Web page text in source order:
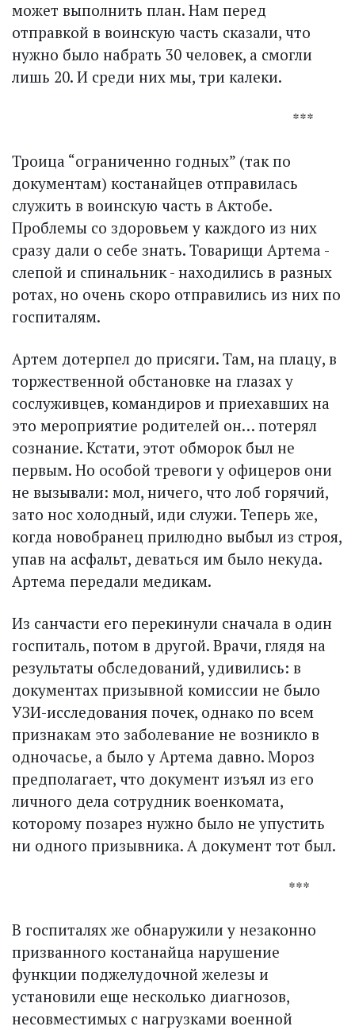
может выполнить план. Нам перед
отправкой в воинскую часть сказали, что
нужно было набрать 30 человек, а смогли
лишь 20. И среди них мы, три калеки.
***
Троица “ограниченно годных” (так по
документам) костанайцев отправилась
служить в воинскую часть в Актобе.
Проблемы со здоровьем у каждого из них
сразу дали о себе знать. Товарищи Артема -
слепой и спинальник - находились в разных
ротах, но очень скоро отправились из них по
госпиталям.
Артем дотерпел до присяги. Там, на плацу, в
торжественной обстановке на глазах у
сослуживцев, командиров и приехавших на
это мероприятие родителей он… потерял
сознание. Кстати, этот обморок был не
первым. Но особой тревоги у офицеров они
не вызывали: мол, ничего, что лоб горячий,
зато нос холодный, иди служи. Теперь же,
когда новобранец прилюдно выбыл из строя,
упав на асфальт, деваться им было некуда.
Артема передали медикам.
Из санчасти его перекинули сначала в один
госпиталь, потом в другой. Врачи, глядя на
результаты обследований, удивились: в
документах призывной комиссии не было
УЗИ-исследования почек, однако по всем
признакам это заболевание не возникло в
одночасье, а было у Артема давно. Мороз
предполагает, что документ изъял из его
личного дела сотрудник военкомата,
которому позарез нужно было не упустить
ни одного призывника. А документ тот был.
***
В госпиталях же обнаружили у незаконно
призванного костанайца нарушение
функции поджелудочной железы и
установили еще несколько диагнозов,
несовместимых с нагрузками военной